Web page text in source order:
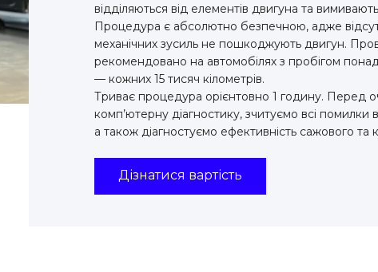
відділяються від елементів двигуна та
Процедура є абсолютно безпечною, адже
механічних зусиль не пошкоджують двигун.
рекомендовано на автомобілях з пробігом понад
— кожних 15 тисяч кілометрів.
Триває процедура орієнтовно 1 годину. Перед
комп’ютерну діагностику, зчитуємо всі
а також діагностуємо ефективність сажового та
Дізнатися вартість